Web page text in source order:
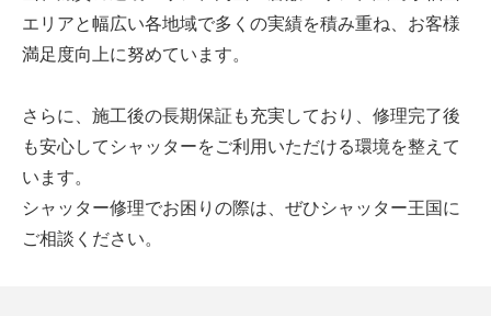
エリアと幅広い各地域で多くの実績を積み重ね、お客様
満足度向上に努めています。
さらに、施工後の長期保証も充実しており、修理完了後
も安心してシャッターをご利用いただける環境を整えて
います。
シャッター修理でお困りの際は、ぜひシャッター王国に
ご相談ください。